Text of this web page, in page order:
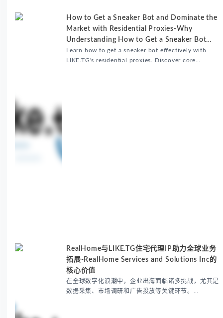
How to Get a Sneaker Bot and Dominate the
Market with Residential Proxies-Why
Understanding How to Get a Sneaker Bot
Matters
Learn how to get a sneaker bot effectively with
LIKE.TG's residential proxies. Discover core
RealHome与LIKE.TG住宅代理IP助力全球业务
拓展-RealHome Services and Solutions Inc的
核心价值
在全球数字化浪潮中，企业出海面临诸多挑战，尤其是
数据采集、市场调研和广告投放等关键环节。